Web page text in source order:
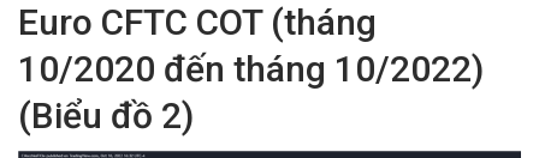
Euro CFTC COT (tháng
10/2020 đến tháng 10/2022)
(Biểu đồ 2)